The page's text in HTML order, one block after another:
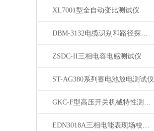
XL7001型全自动变比测试仪
DBM-3132电缆识别和路径探测仪
ZSDC-II三相电容电感测试仪
ST-AG380系列蓄电池放电测试仪
GKC-F型高压开关机械特性测试仪
EDN3018A三相电能表现场校验仪